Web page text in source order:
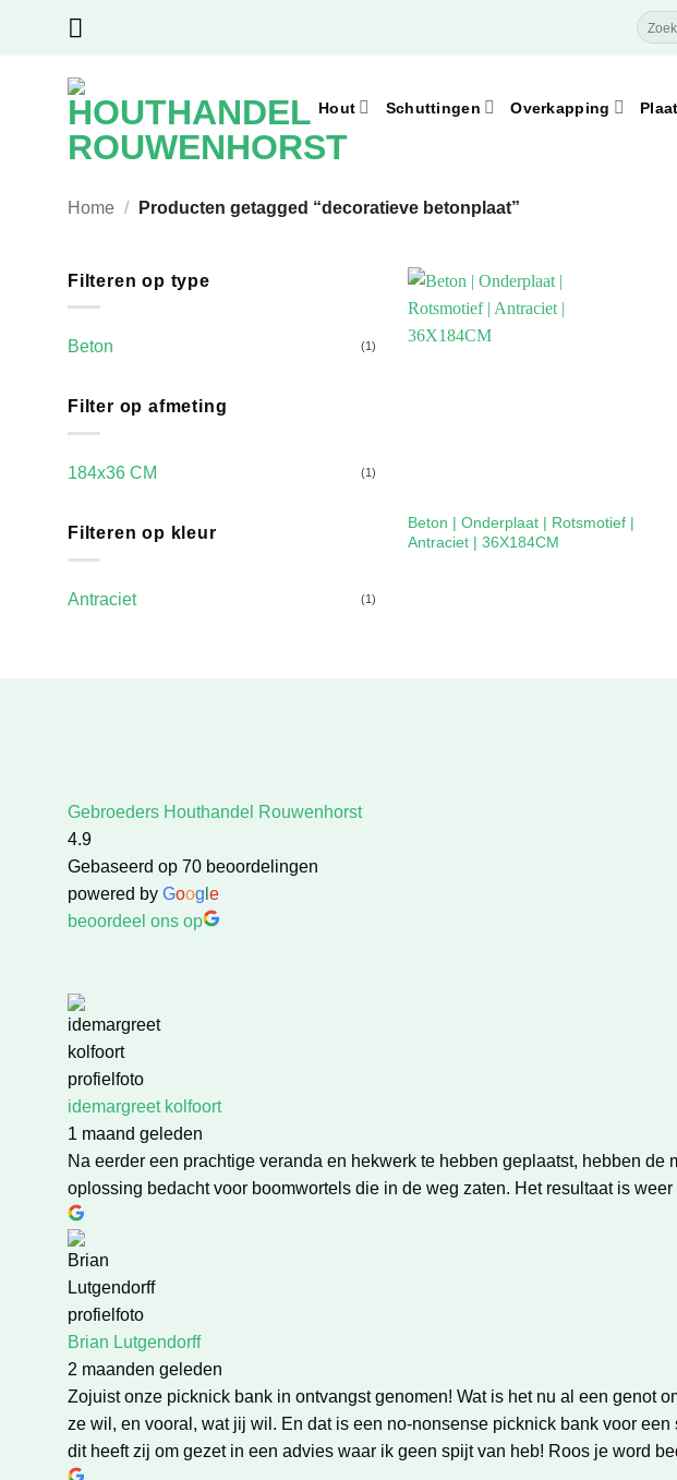
Zoeken
naar:
Hout Schuttingen Overkapping
Home / Producten getagged “decoratieve betonplaat”
Filteren op type
Beton (1)
Filter op afmeting
184x36 CM (1)
Filteren op kleur
Antraciet (1)
Beton | Onderplaat | Rotsmotief |
Antraciet | 36X184CM
Gebroeders Houthandel Rouwenhorst
4.9
Gebaseerd op 70 beoordelingen
powered by Goog e
beoordeel ons op
idemargreet kolfoort
1 maand geleden
Na eerder een prachtige veranda en hekwerk te hebben geplaatst, hebben
oplossing bedacht voor boomwortels die in de weg zaten. Het resultaat is weer
Brian Lutgendorff
2 maanden geleden
Zojuist onze picknick bank in ontvangst genomen! Wat is het nu al een genot
ze wil, en vooral, wat jij wil. En dat is een no-nonsense picknick bank voor
dit heeft zij om gezet in een advies waar ik geen spijt van heb! Roos je word